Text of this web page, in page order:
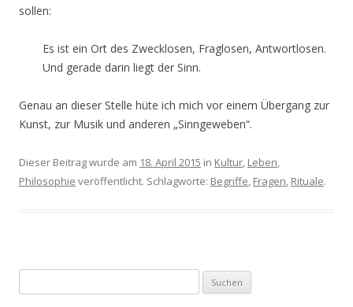
sollen:
Es ist ein Ort des Zwecklosen, Fraglosen, Antwortlosen.
Und gerade darin liegt der Sinn.
Genau an dieser Stelle hüte ich mich vor einem Übergang zur
Kunst, zur Musik und anderen „Sinngeweben“.
Dieser Beitrag wurde am 18. April 2015 in Kultur, Leben,
Philosophie veröffentlicht. Schlagworte: Begriffe, Fragen, Rituale.
u